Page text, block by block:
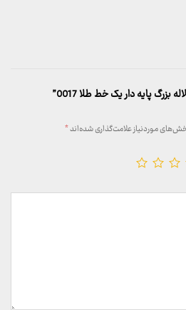
پایه دار یک خط طلا 0017”
موردنیاز علامت‌گذاری شده‌اند*